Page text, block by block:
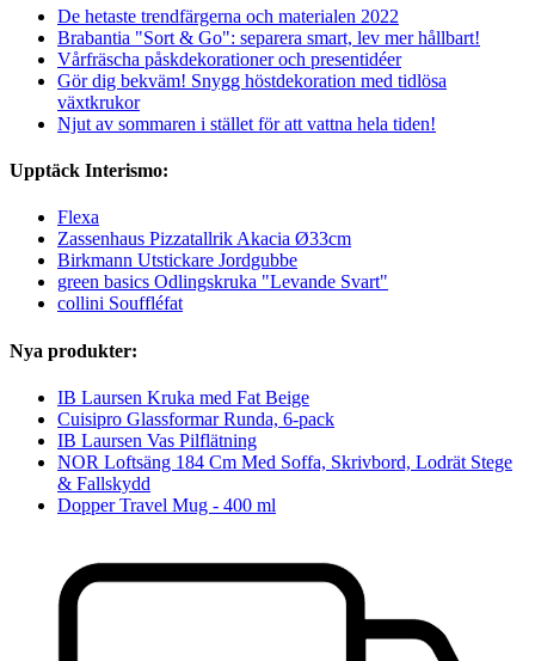
De hetaste trendfärgerna och materialen 2022
Brabantia "Sort & Go": separera smart, lev mer hållbart!
Vårfräscha påskdekorationer och presentidéer
Gör dig bekväm! Snygg höstdekoration med tidlösa
växtkrukor
Njut av sommaren i stället för att vattna hela tiden!
Upptäck Interismo:
Flexa
Zassenhaus Pizzatallrik Akacia Ø33cm
Birkmann Utstickare Jordgubbe
green basics Odlingskruka "Levande Svart"
collini Souffléfat
Nya produkter:
IB Laursen Kruka med Fat Beige
Cuisipro Glassformar Runda, 6-pack
IB Laursen Vas Pilflätning
NOR Loftsäng 184 Cm Med Soffa, Skrivbord, Lodrät Stege
& Fallskydd
Dopper Travel Mug - 400 ml